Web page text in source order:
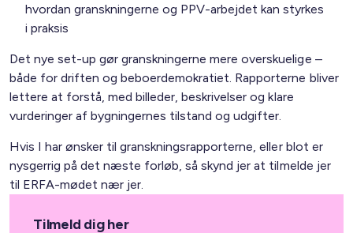
Tilmeld dig her
hvordan granskningerne og PPV-arbejdet kan styrkes
i praksis
Det nye set-up gør granskningerne mere overskuelige –
både for driften og beboerdemokratiet. Rapporterne bliver
lettere at forstå, med billeder, beskrivelser og klare
vurderinger af bygningernes tilstand og udgifter.
Hvis I har ønsker til granskningsrapporterne, eller blot er
nysgerrig på det næste forløb, så skynd jer at tilmelde jer
til ERFA-mødet nær jer.